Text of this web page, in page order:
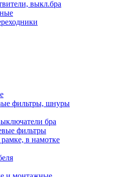
выкл.бра
фильтры, шнуры
бра
фильтры
в намотке